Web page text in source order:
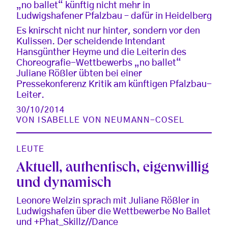
„no ballet“ künftig nicht mehr in
Ludwigshafener Pfalzbau – dafür in Heidelberg
Es knirscht nicht nur hinter, sondern vor den
Kulissen. Der scheidende Intendant
Hansgünther Heyme und die Leiterin des
Choreografie-Wettbewerbs „no ballet“
Juliane Rößler übten bei einer
Pressekonferenz Kritik am künftigen Pfalzbau-
Leiter.
30/10/2014
VON
ISABELLE VON NEUMANN-COSEL
LEUTE
Aktuell, authentisch, eigenwillig
und dynamisch
Leonore Welzin sprach mit Juliane Rößler in
Ludwigshafen über die Wettbewerbe No Ballet
und +Phat_Skillz//Dance